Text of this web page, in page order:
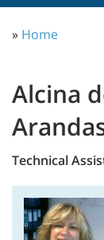
» Home
Alcina
Technical